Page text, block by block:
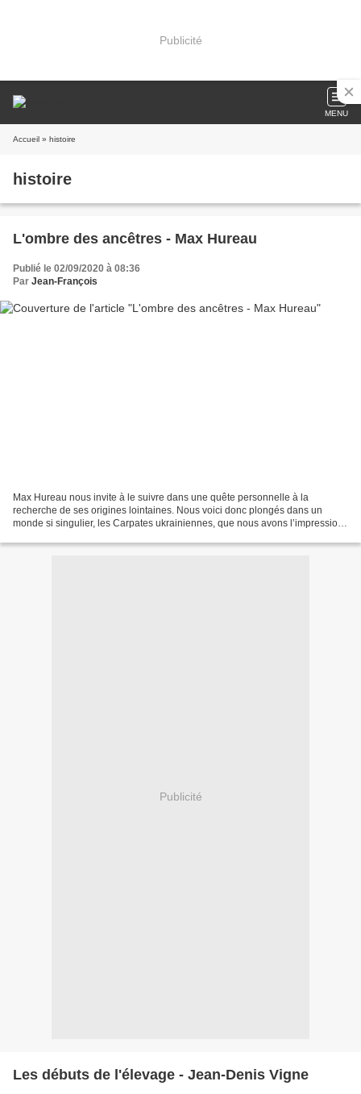
Publicité
MENU
Accueil » histoire
histoire
L'ombre des ancêtres - Max Hureau
Publié le 02/09/2020 à 08:36
Par Jean-François
Max Hureau nous invite à le suivre dans une quête personnelle à la
recherche de ses origines lointaines. Nous voici donc plongés dans un
monde si singulier, les Carpates ukrainiennes, que nous avons l’impression
Publicité
Les débuts de l'élevage - Jean-Denis Vigne